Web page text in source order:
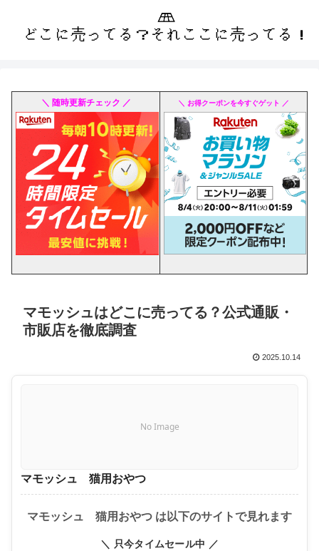
＼ 随時更新チェック ／ ＼ お得クーポンを今すぐゲット ／
マモッシュはどこに売ってる？公式通販・
市販店を徹底調査
2025.10.14
No Image
マモッシュ 猫用おやつ
マモッシュ 猫用おやつ は以下のサイトで見れます
＼ 只今タイムセール中 ／